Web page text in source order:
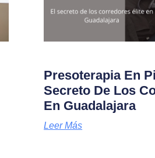
Presoterapia En
Secreto De Los
En Guadalajara
Leer Más